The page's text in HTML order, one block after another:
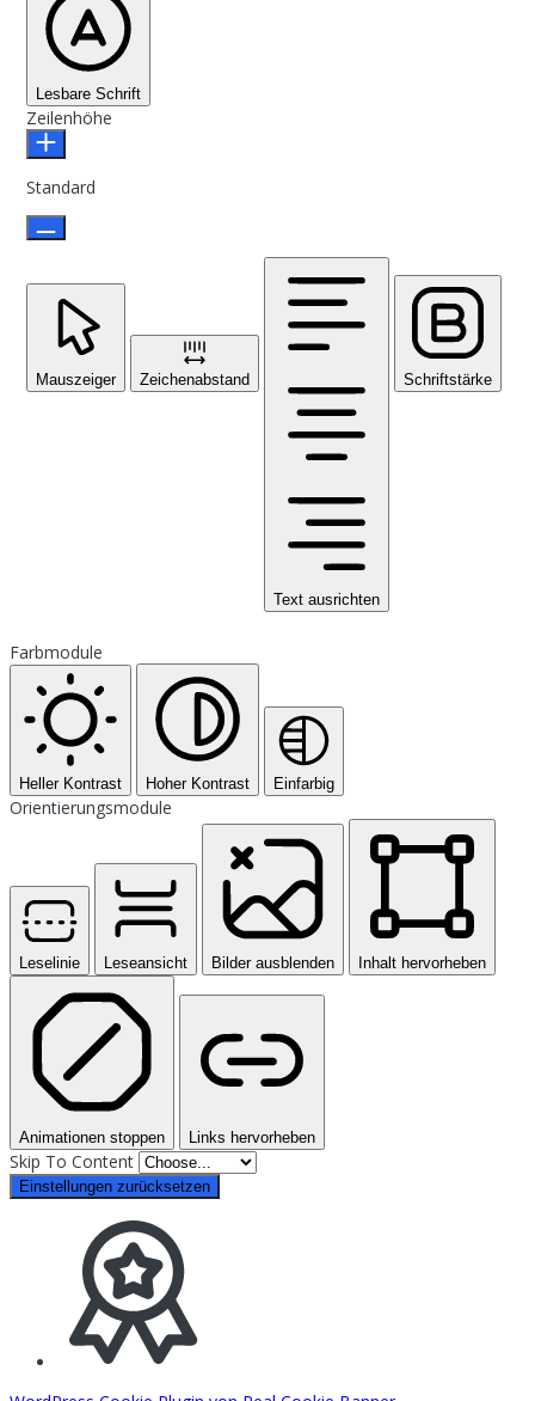
Lesbare Schrift
Zeilenhöhe
Standard
Mauszeiger Zeichenabstand
Text ausrichten
Schriftstärke
Farbmodule
Heller Kontrast Hoher Kontrast Einfarbig
Orientierungsmodule
Leselinie Leseansicht Bilder ausblenden Inhalt hervorheben
Animationen stoppen Links hervorheben
Skip To Content
Einstellungen zurücksetzen